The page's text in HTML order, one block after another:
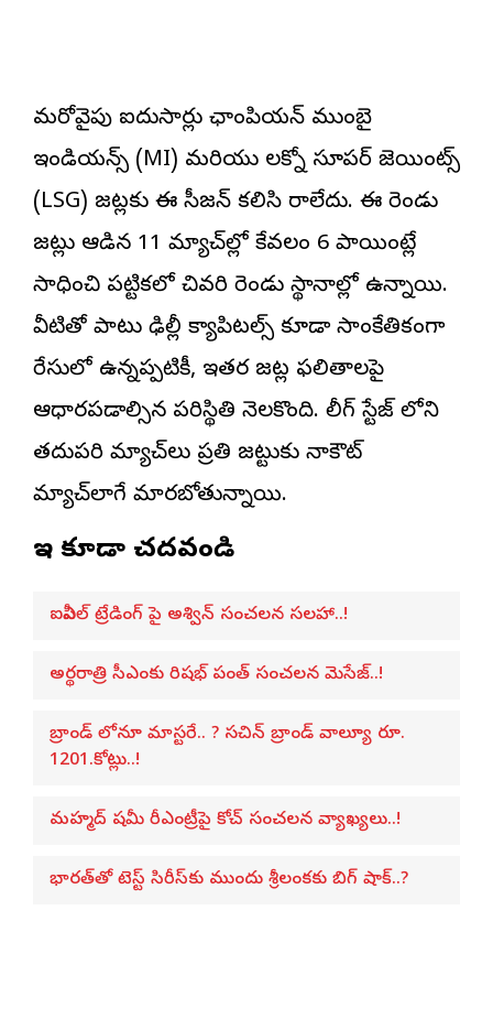
మరోవైపు ఐదుసార్లు ఛాంపియన్ ముంబై
ఇండియన్స్ (MI) మరియు లక్నో సూపర్ జెయింట్స్
(LSG) జట్లకు ఈ సీజన్ కలిసి రాలేదు. ఈ రెండు
జట్లు ఆడిన 11 మ్యాచ్‌ల్లో కేవలం 6 పాయింట్లే
సాధించి పట్టికలో చివరి రెండు స్థానాల్లో ఉన్నాయి.
వీటితో పాటు ఢిల్లీ క్యాపిటల్స్ కూడా సాంకేతికంగా
రేసులో ఉన్నప్పటికీ, ఇతర జట్ల ఫలితాలపై
ఆధారపడాల్సిన పరిస్థితి నెలకొంది. లీగ్ స్టేజ్ లోని
తదుపరి మ్యాచ్‌లు ప్రతి జట్టుకు నాకౌట్
మ్యాచ్‌లాగే మారబోతున్నాయి.
ఇవి కూడా చదవండి
ఐపీఎల్ ట్రేడింగ్ పై అశ్విన్ సంచలన సలహా..!
అర్థరాత్రి సీఎంకు రిషభ్ పంత్ సంచలన మెసేజ్..!
బ్రాండ్ లోనూ మాస్టరే.. ? సచిన్ బ్రాండ్ వాల్యూ రూ.
1201.కోట్లు..!
మహ్మద్ షమీ రీఎంట్రీపై కోచ్ సంచలన వ్యాఖ్యలు..!
భారత్‌తో టెస్ట్ సిరీస్‌కు ముందు శ్రీలంకకు బిగ్ షాక్..?